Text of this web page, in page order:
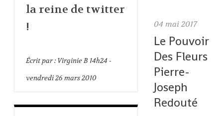
la reine de twitter
!
Écrit par : Virginie B 14h24-
vendredi 26mars 2010
04 mai 2017
Le Pouvoir
Des Fleurs
Pierre-
Joseph
Redouté